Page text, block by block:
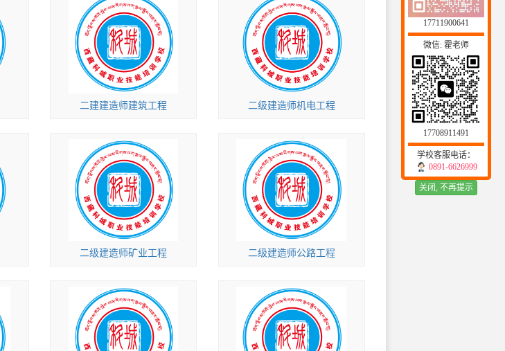
二建建造师建筑工程 二级建造师机电工程
二级建造师矿业工程 二级建造师公路工程
17711900641
微信: 霍老师
17708911491
学校客服电话：
0891-6626999
关闭, 不再提示